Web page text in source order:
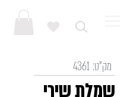
4361 מק"ט:
שמלת שירי